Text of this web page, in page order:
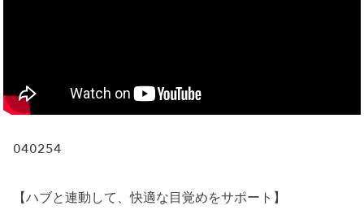
040254
【ハブと連動して、快適な目覚めをサポート】